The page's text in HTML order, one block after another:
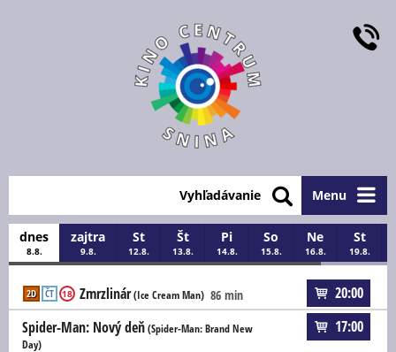
Menu
Vyhľadávanie
dnes
8.8.
zajtra
9.8.
St
12.8.
Št
13.8.
Pi
14.8.
So
15.8.
Ne
16.8.
St
19.8.
Zmrzlinár(Ice Cream Man) 86 min
2D ČT 18
20:00
Spider-Man: Nový deň(Spider-Man: Brand New
Day)
17:00